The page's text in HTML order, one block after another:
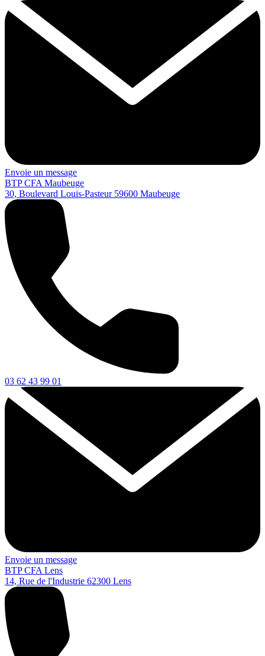
Envoie un message
BTP CFA Maubeuge
30, Boulevard Louis-Pasteur 59600 Maubeuge
03 62 43 99 01
Envoie un message
BTP CFA Lens
14, Rue de l'Industrie 62300 Lens